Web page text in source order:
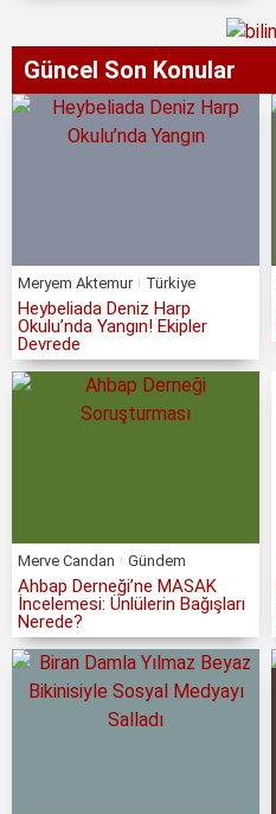
Güncel Son Konular
Meryem Aktemur Türkiye
Heybeliada Deniz Harp
Okulu’nda Yangın! Ekipler
Devrede
Merve Candan Gündem
Ahbap Derneği’ne MASAK
İncelemesi: Ünlülerin Bağışları
Nerede?